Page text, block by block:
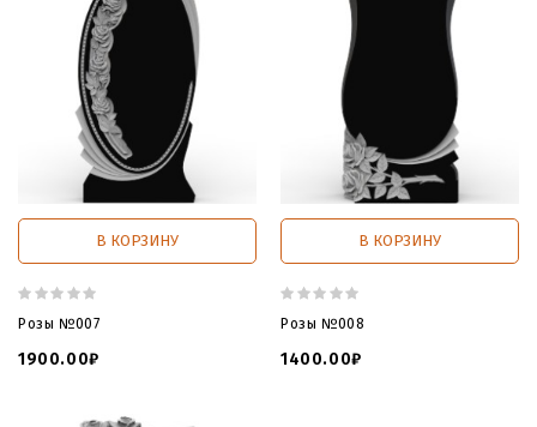
В КОРЗИНУ
Розы №007
1900.00₽
В КОРЗИНУ
Розы №008
1400.00₽